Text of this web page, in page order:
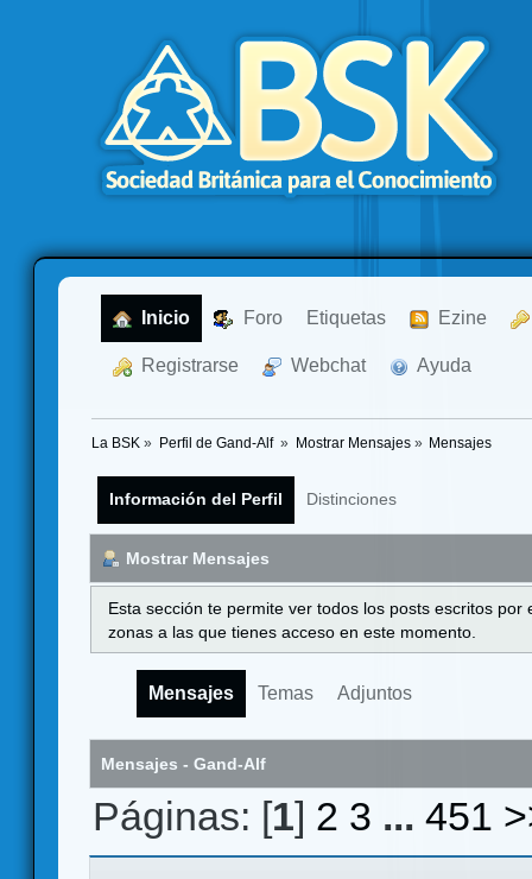
Inicio Foro Etiquetas Ezine
Registrarse Webchat Ayuda
La BSK » Perfil de Gand-Alf » Mostrar Mensajes» Mensajes
Información del Perfil Distinciones
Mostrar Mensajes
Esta sección te permite ver todos los posts escritos
zonas a las que tienes acceso en este momento.
Mensajes Temas Adjuntos
Mensajes - Gand-Alf
Páginas: [1] 2 3 ...451